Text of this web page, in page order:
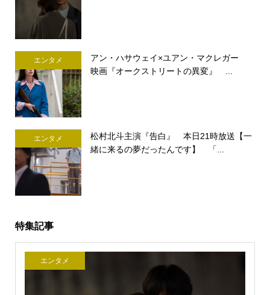
エンタメ
アン・ハサウェイ×ユアン・マクレガー
映画『オークストリートの異変』 ...
エンタメ
松村北斗主演『告白』 本日21時放送【一
緒に来るの夢だったんです】 「...
特集記事
エンタメ